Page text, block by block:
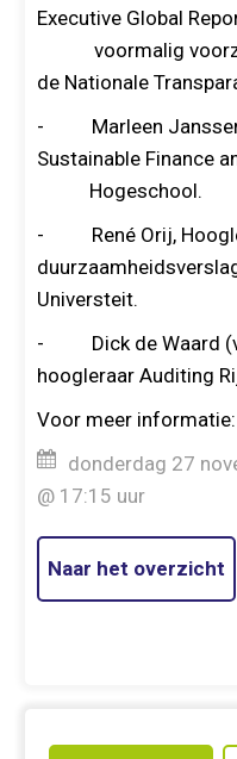
Executive Global
voormalig
de Nationale
- Marleen Janssen
Sustainable Finance
Hogeschool.
- René Orij,
Universteit.
- Dick de Waard
hoogleraar Auditing
Voor meer informatie:
donderdag 27
@ 17:15 uur
Naar het overzicht